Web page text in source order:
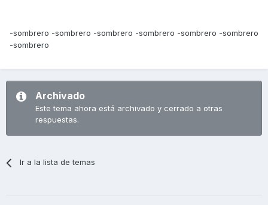
-sombrero -sombrero -sombrero -sombrero -sombrero -sombrero
-sombrero
Archivado
Este tema ahora está archivado y cerrado a otras
respuestas.
Ir a la lista de temas